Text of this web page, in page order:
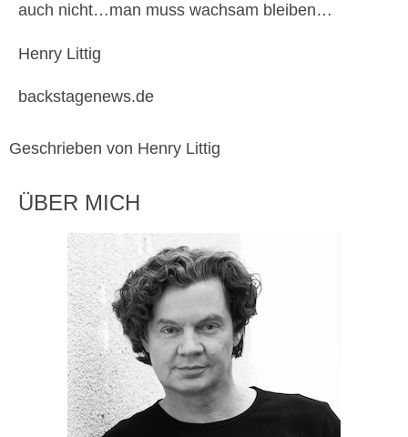
auch nicht…man muss wachsam bleiben…
Henry Littig
backstagenews.de
Geschrieben von Henry Littig
ÜBER MICH